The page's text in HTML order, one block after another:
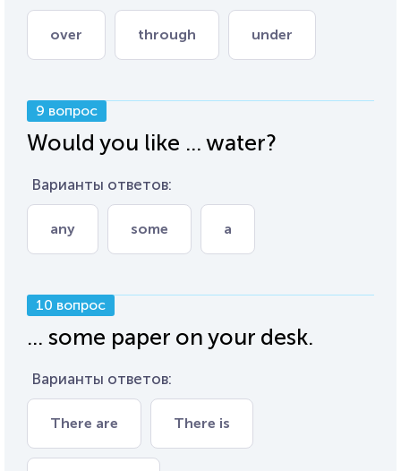
over through under
9 вопрос
Would you like ... water?
Варианты ответов:
any some a
10 вопрос
... some paper on your desk.
Варианты ответов:
There are There is